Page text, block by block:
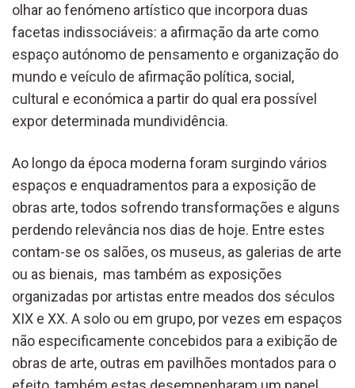
olhar ao fenómeno artístico que incorpora duas
facetas indissociáveis: a afirmação da arte como
espaço autónomo de pensamento e organização do
mundo e veículo de afirmação política, social,
cultural e económica a partir do qual era possível
expor determinada mundividência.
Ao longo da época moderna foram surgindo vários
espaços e enquadramentos para a exposição de
obras arte, todos sofrendo transformações e alguns
perdendo relevância nos dias de hoje. Entre estes
contam-se os salões, os museus, as galerias de arte
ou as bienais, mas também as exposições
organizadas por artistas entre meados dos séculos
XIX e XX. A solo ou em grupo, por vezes em espaços
não especificamente concebidos para a exibição de
obras de arte, outras em pavilhões montados para o